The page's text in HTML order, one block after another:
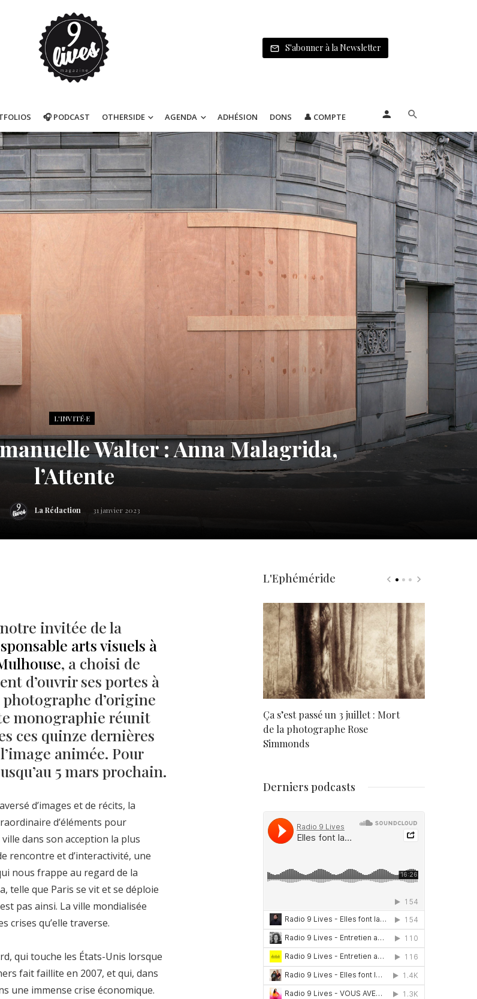
S'abonner à la Newsletter
🎧 PODCAST OTHERSIDE AGENDA ADHÉSION DONS 👤 COMPTE
L'INVITÉ·E
Walter : Anna Malagrida,
l’Attente
La Rédaction 31 janvier 2023
invitée de la
arts visuels à
, a choisi de
d’ouvrir ses portes à
d’origine
monographie réunit
ces quinze dernières
animée. Pour
5 mars prochain.
d’images et de récits, la
d’éléments pour
dans son acception la plus
rencontre et d’interactivité, une
nous frappe au regard de la
telle que Paris se vit et se déploie
pas ainsi. La ville mondialisée
crises qu’elle traverse.
qui touche les États-Unis lorsque
fait faillite en 2007, et qui, dans
une immense crise économique.
L'Ephéméride
André Kertész
Né un 1er juillet : Léonard
Misonne
Ça s’est passé un 3 juillet : Mort
de la photographe Rose
Simmonds
Derniers podcasts